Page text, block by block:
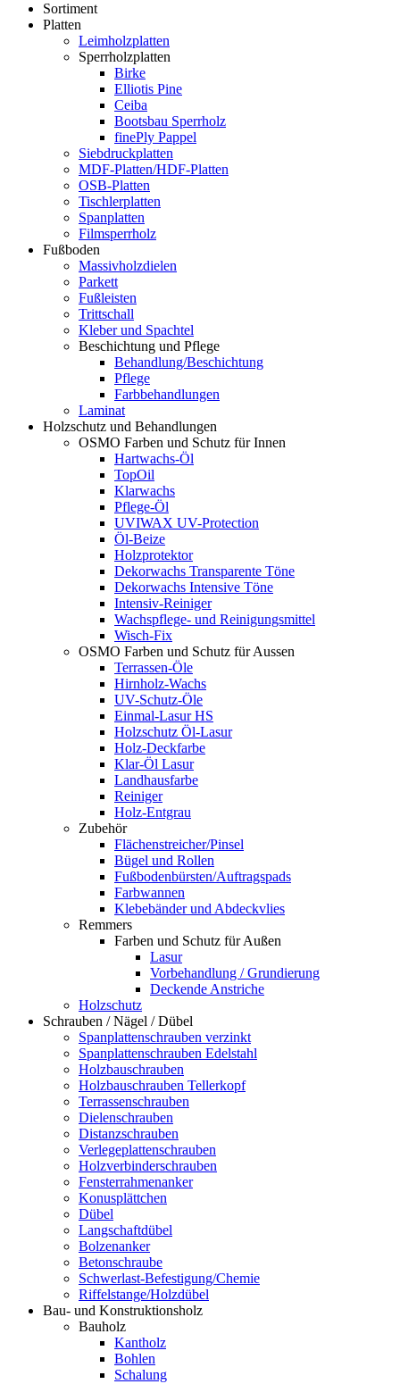
Sortiment
Platten
Leimholzplatten
Sperrholzplatten
Birke
Elliotis Pine
Ceiba
Bootsbau Sperrholz
finePly Pappel
Siebdruckplatten
MDF-Platten/HDF-Platten
OSB-Platten
Tischlerplatten
Spanplatten
Filmsperrholz
Fußboden
Massivholzdielen
Parkett
Fußleisten
Trittschall
Kleber und Spachtel
Beschichtung und Pflege
Behandlung/Beschichtung
Pflege
Farbbehandlungen
Laminat
Holzschutz und Behandlungen
OSMO Farben und Schutz für Innen
Hartwachs-Öl
TopOil
Klarwachs
Pflege-Öl
UVIWAX UV-Protection
Öl-Beize
Holzprotektor
Dekorwachs Transparente Töne
Dekorwachs Intensive Töne
Intensiv-Reiniger
Wachspflege- und Reinigungsmittel
Wisch-Fix
OSMO Farben und Schutz für Aussen
Terrassen-Öle
Hirnholz-Wachs
UV-Schutz-Öle
Einmal-Lasur HS
Holzschutz Öl-Lasur
Holz-Deckfarbe
Klar-Öl Lasur
Landhausfarbe
Reiniger
Holz-Entgrau
Zubehör
Flächenstreicher/Pinsel
Bügel und Rollen
Fußbodenbürsten/Auftragspads
Farbwannen
Klebebänder und Abdeckvlies
Remmers
Farben und Schutz für Außen
Lasur
Vorbehandlung / Grundierung
Deckende Anstriche
Holzschutz
Schrauben / Nägel / Dübel
Spanplattenschrauben verzinkt
Spanplattenschrauben Edelstahl
Holzbauschrauben
Holzbauschrauben Tellerkopf
Terrassenschrauben
Dielenschrauben
Distanzschrauben
Verlegeplattenschrauben
Holzverbinderschrauben
Fensterrahmenanker
Konusplättchen
Dübel
Langschaftdübel
Bolzenanker
Betonschraube
Schwerlast-Befestigung/Chemie
Riffelstange/Holzdübel
Bau- und Konstruktionsholz
Bauholz
Kantholz
Bohlen
Schalung